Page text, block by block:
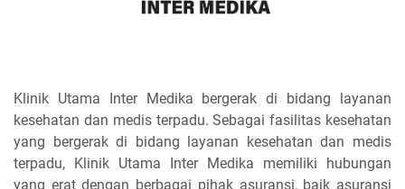
Klinik Utama Inter Medika bergerak di bidang layanan
kesehatan dan medis terpadu. Sebagai fasilitas kesehatan
yang bergerak di bidang layanan kesehatan dan medis
terpadu, Klinik Utama Inter Medika memiliki hubungan
yang erat dengan berbagai pihak asuransi, baik asuransi